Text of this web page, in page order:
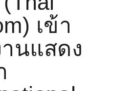
เข้า
นแสดง